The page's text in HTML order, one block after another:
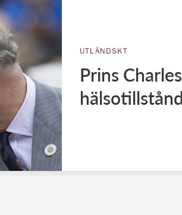
UTLÄNDSKT
Prins
hälsotillstånd